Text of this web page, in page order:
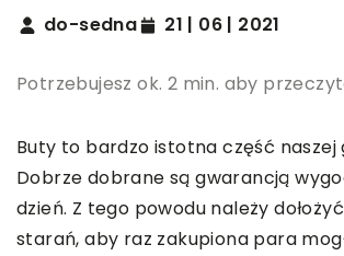
do-sedna 21 | 06 | 2021
Potrzebujesz ok. 2 min. aby
Buty to bardzo istotna część naszej
Dobrze dobrane są gwarancją
dzień. Z tego powodu należy
starań, aby raz zakupiona para